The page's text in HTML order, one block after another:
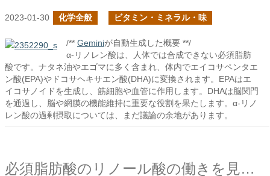
2023-01-30 化学全般 ビタミン・ミネラル・味
/** Geminiが自動生成した概要 **/
α-リノレン酸は、人体では合成できない必須脂肪
酸です。ナタネ油やエゴマに多く含まれ、体内でエイコサペンタエ
ン酸(EPA)やドコサヘキサエン酸(DHA)に変換されます。EPAはエ
イコサノイドを生成し、筋細胞や血管に作用します。DHAは脳関門
を通過し、脳や網膜の機能維持に重要な役割を果たします。α-リノ
レン酸の過剰摂取については、まだ議論の余地があります。
必須脂肪酸のリノール酸の働きを見てみる